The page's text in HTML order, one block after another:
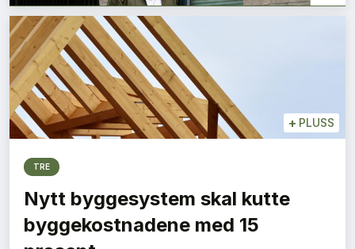
LES NYESTE UTGIVELSE HER
+ PLUSS
TRE
Nytt byggesystem skal kutte
byggekostnadene med 15